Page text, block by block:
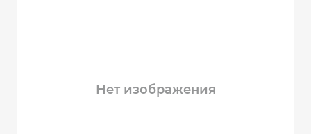
Нет изображения